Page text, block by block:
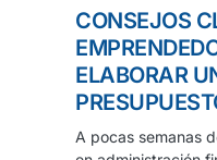
CONSEJOS
ELABORAR
A pocas semanas